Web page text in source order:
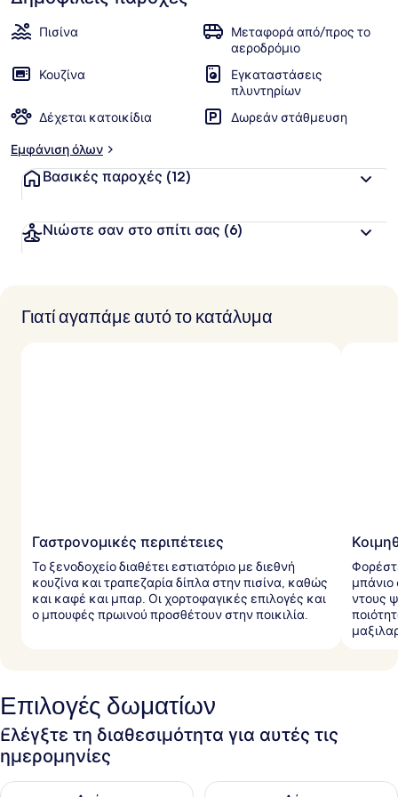
αγαπημένα
των
ί
α
β
α
μ
ο
α
Πισίνα
Μεταφορά από/προς το
αεροδρόμιο
Κουζίνα
Εγκαταστάσεις
πλυντηρίων
Δέχεται κατοικίδια
Δωρεάν στάθμευση
Εμφάνιση όλων
Βασικές παροχές (12)
Νιώστε σαν στο σπίτι σας (6)
Γιατί αγαπάμε αυτό το κατάλυμα
Γαστρονομικές περιπέτειες
Το ξενοδοχείο διαθέτει εστιατόριο με διεθνή
κουζίνα και τραπεζαρία δίπλα στην πισίνα, καθώς
και καφέ και μπαρ. Οι χορτοφαγικές επιλογές και
ο μπουφές πρωινού προσθέτουν στην ποικιλία.
μπάνιο
ντους
Επιλογές δωματίων
Ελέγξτε τη διαθεσιμότητα για αυτές τις
ημερομηνίες
Έλεγχος διαθεσιμότητας για απόψε Αυγ 7 - Αυγ 8
Έλεγχος διαθεσιμότητας